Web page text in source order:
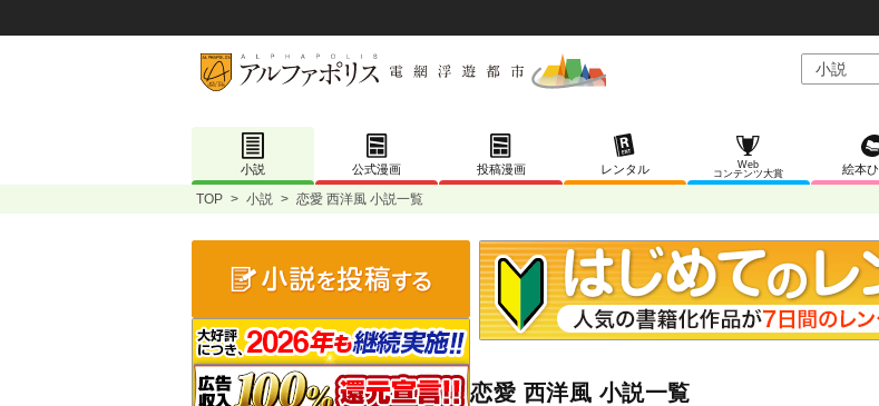
小説 公式漫画 投稿漫画 レンタル
Web
コンテンツ大賞
絵本
TOP > 小説 > 恋愛 西洋風 小説一覧
恋愛 西洋風 小説一覧